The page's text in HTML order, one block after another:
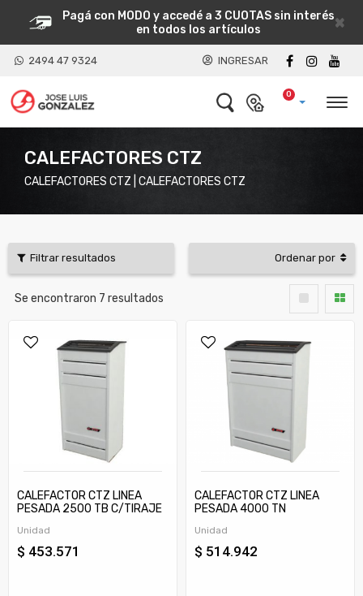
×
Pagá con MODO y accedé a 3 CUOTAS sin interés
en todos los artículos
2494 47 9324 INGRESAR
0
CALEFACTORES CTZ
CALEFACTORES CTZ | CALEFACTORES CTZ
Filtrar resultados Ordenar por
Se encontraron 7 resultados
CALEFACTOR CTZ LINEA
PESADA 2500 TB C/TIRAJE
Unidad
$ 453.571
CALEFACTOR CTZ LINEA
PESADA 4000 TN
Unidad
$ 514.942